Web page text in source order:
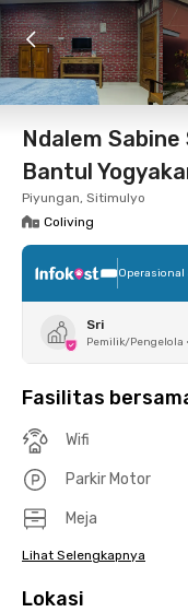
8 Agt 26
Foto Fasilitas
Ndalem
Bantul
Piyungan, Sitimulyo
Coliving
Sri
Pemilik/Pengelola •
Fasilitas
Wifi
Parkir Motor
Meja
Lihat Selengkapnya
Lokasi